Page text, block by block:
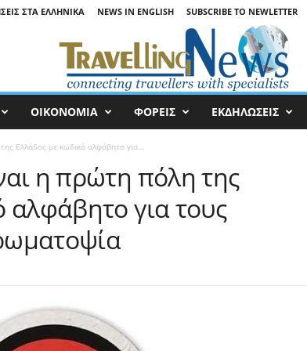
ΣΤΑ ΕΛΛΗΝΙΚΆ NEWS IN ENGLISH SUBSCRIBE TO NEWLETTER
ΟΙΚΟΝΟΜΙΑ ΦΟΡΕΙΣ ΕΚΔΗΛΩΣΕΙΣ
Ελλάδος με κωδικό αλφάβητο για...
η πρώτη πόλη της
αλφάβητο για τους